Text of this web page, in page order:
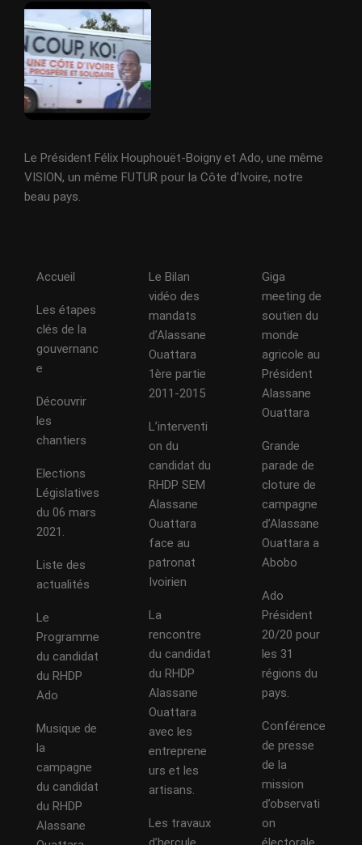
Le Président Félix Houphouët-Boigny et Ado, une même
VISION, un même FUTUR pour la Côte d'Ivoire, notre
beau pays.
Accueil
Les étapes
clés de la
gouvernanc
e
Découvrir
les
chantiers
Elections
Législatives
du 06 mars
2021.
Liste des
actualités
Le
Programme
du candidat
du RHDP
Ado
Musique de
la
campagne
du candidat
du RHDP
Alassane
Le Bilan
vidéo des
mandats
d’Alassane
Ouattara
1ère partie
2011-2015
L’interventi
on du
candidat du
RHDP SEM
Alassane
Ouattara
face au
patronat
Ivoirien
La
rencontre
du candidat
du RHDP
Alassane
Ouattara
avec les
entreprene
urs et les
artisans.
Les travaux
Giga
meeting de
soutien du
monde
agricole au
Président
Alassane
Ouattara
Grande
parade de
cloture de
campagne
d’Alassane
Ouattara a
Abobo
Ado
Président
20/20 pour
les 31
régions du
pays.
Conférence
de presse
de la
mission
d’observati
on